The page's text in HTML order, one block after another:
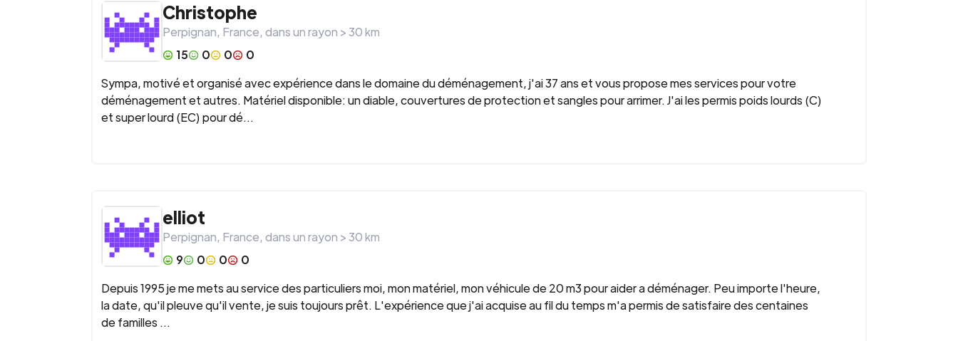
Christophe
Perpignan, France, dans un rayon >30km
15
0 0
0
Sympa, motivé et organisé avec expérience dans le domaine du déménagement, j'ai 37 ans et vous propose mes services pour votre
déménagement et autres. Matériel disponible: un diable, couvertures de protection et sangles pour arrimer. J'ai les permis poids lourds (C)
et super lourd (EC) pour dé...
elliot
Perpignan, France, dans un rayon >30km
9
0 0
0
Depuis 1995 je me mets au service des particuliers moi, mon matériel, mon véhicule de 20 m3 pour aider a déménager. Peu importe l'heure,
la date, qu'il pleuve qu'il vente, je suis toujours prêt. L'expérience que j'ai acquise au fil du temps m'a permis de satisfaire des centaines
de familles ...